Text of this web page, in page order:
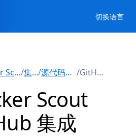
切换语言
Docker Scout/ 集成/ 源代码管理 / GitHub
Scout
集成